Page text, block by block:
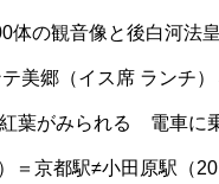
の観音像と後白河法
美郷（イス席 ラン
紅葉がみられる 電車
＝京都駅≠小田原駅（